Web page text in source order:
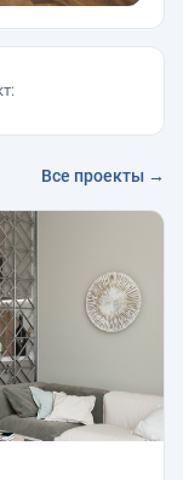
Все проекты →